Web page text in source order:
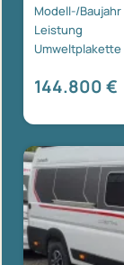
Modell-/Baujahr
Leistung
Umweltplakette
144.800 €